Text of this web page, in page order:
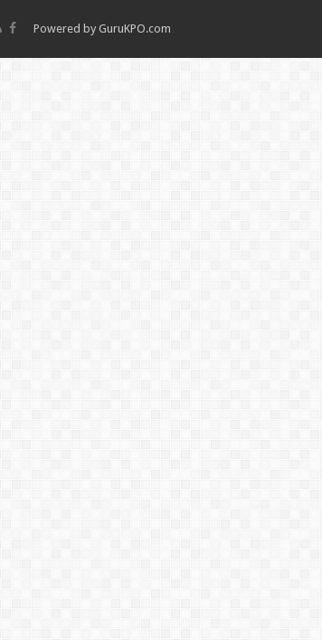
Powered by GuruKPO.com